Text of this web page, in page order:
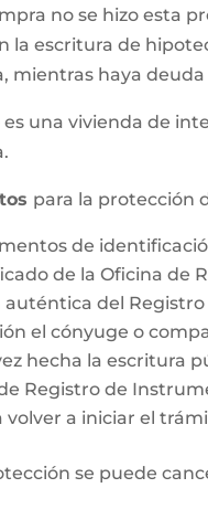
no se hizo esta
la escritura de
mientras haya deuda
es una vivienda de
para la protección
de
de la Oficina de
auténtica del
el cónyuge o
hecha la escritura
Registro de
volver a iniciar el
se puede